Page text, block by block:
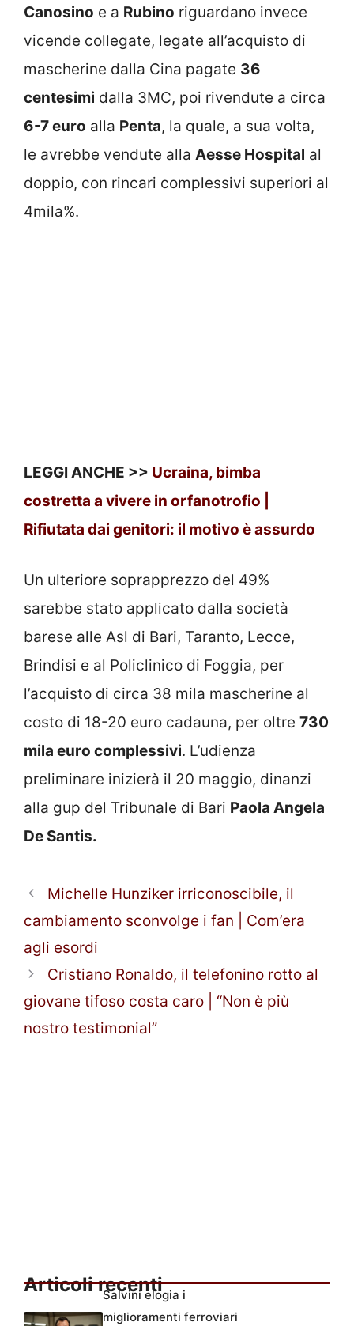
Canosino e a Rubino riguardano invece
vicende collegate, legate all’acquisto di
mascherine dalla Cina pagate 36
centesimi dalla 3MC, poi rivendute a circa
6-7 euro alla Penta, la quale, a sua volta,
le avrebbe vendute alla Aesse Hospital al
doppio, con rincari complessivi superiori al
4mila%.
LEGGI ANCHE >> Ucraina, bimba
costretta a vivere in orfanotrofio |
Rifiutata dai genitori: il motivo è assurdo
Un ulteriore soprapprezzo del 49%
sarebbe stato applicato dalla società
barese alle Asl di Bari, Taranto, Lecce,
Brindisi e al Policlinico di Foggia, per
l’acquisto di circa 38 mila mascherine al
costo di 18-20 euro cadauna, per oltre 730
mila euro complessivi. L’udienza
preliminare inizierà il 20 maggio, dinanzi
alla gup del Tribunale di Bari Paola Angela
De Santis.
Michelle Hunziker irriconoscibile, il
cambiamento sconvolge i fan | Com’era
agli esordi
Cristiano Ronaldo, il telefonino rotto al
giovane tifoso costa caro | “Non è più
nostro testimonial”
Articoli recenti
Salvini elogia i
miglioramenti ferroviari